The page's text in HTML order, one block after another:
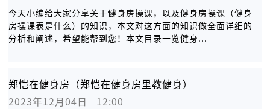
今天小编给大家分享关于健身房操课，以及健身房操课（健身
房操课表是什么）的知识，本文对这方面的知识做全面详细的
分析和阐述，希望能帮到您！本文目录一览健身...
郑恺在健身房（郑恺在健身房里教健身）
2023年12月04日   12:00